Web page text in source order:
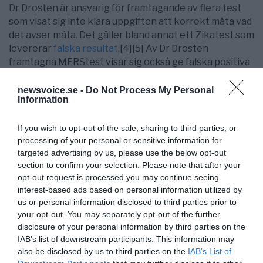
newsvoice.se - Do Not Process My Personal
Information
If you wish to opt-out of the sale, sharing to third parties, or
processing of your personal or sensitive information for
targeted advertising by us, please use the below opt-out
section to confirm your selection. Please note that after your
opt-out request is processed you may continue seeing
interest-based ads based on personal information utilized by
us or personal information disclosed to third parties prior to
your opt-out. You may separately opt-out of the further
disclosure of your personal information by third parties on the
IAB’s list of downstream participants. This information may
also be disclosed by us to third parties on the IAB’s List of
Dr Drosten är ansvarig för framtagande av flera test
som visat sig inte klara uppgiften att korrekt mäta vad
det avser mäta. Det gäller bland annat ett Zikatest som
levererar falska resultat.[4][5] Av Dr Drosten
framtagna MERStest visar sig också ge falska positiva
fram test för influensor har ifrågasatts.
den 24 mars Coronaviruspaniken (Länk). Deras
slutsatser går i linje med den metastudie jag
presenterade 18 marsCoronaviruset – hur rimliga är
åtgärderna?
I Italien tvångsvaccineras barn och italienska
hälsovårdsmyndigheten tycks ha en osund koppling till
läkemedelsindustrin som styr deras forskning i syfte
att motivera till vaccinering.Länk[2] Eftersom dessa
årliga upprepningar av vaccinering enligt forskning
sänker immunförsvaret får det ödesdigra